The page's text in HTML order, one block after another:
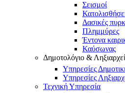
Σεισμοί
Δασικές
Πλημμύρες
Έντονα
Καύσωνας
Δημοτολόγιο &
Υπηρεσίες
Υπηρεσίες
Τεχνική Υπηρεσία